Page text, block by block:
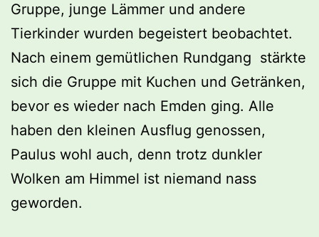
Gruppe, junge Lämmer und andere
Tierkinder wurden begeistert beobachtet.
Nach einem gemütlichen Rundgang stärkte
sich die Gruppe mit Kuchen und Getränken,
bevor es wieder nach Emden ging. Alle
haben den kleinen Ausflug genossen,
Paulus wohl auch, denn trotz dunkler
Wolken am Himmel ist niemand nass
geworden.